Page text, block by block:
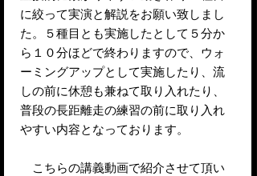
に絞って実演と解説をお願い致しまし
た。５種目とも実施したとして５分か
ら１０分ほどで終わりますので、ウォ
ーミングアップとして実施したり、流
しの前に休憩も兼ねて取り入れたり、
普段の長距離走の練習の前に取り入れ
やすい内容となっております。
こちらの講義動画で紹介させて頂い